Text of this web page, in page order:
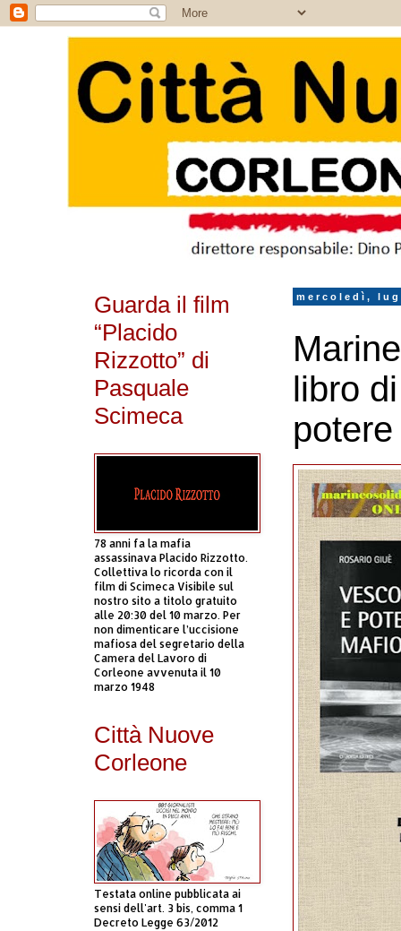
mercoledì,
libro
Guarda il film
“Placido
Rizzotto” di
Pasquale
Scimeca
78 anni fa la mafia
assassinava Placido Rizzotto.
Collettiva lo ricorda con il
film di Scimeca Visibile sul
nostro sito a titolo gratuito
alle 20:30 del 10 marzo. Per
non dimenticare l’uccisione
mafiosa del segretario della
Camera del Lavoro di
Corleone avvenuta il 10
marzo 1948
Città Nuove
Corleone
Testata online pubblicata ai
sensi dell'art. 3 bis, comma 1
Decreto Legge 63/2012